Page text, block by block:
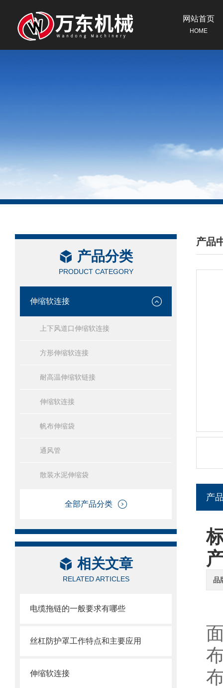
网站首页
HOME
产品分类
PRODUCT CATEGORY
伸缩软连接
上下风道口伸缩软连接
方形伸缩软连接
耐高温伸缩软链接
伸缩软连接
帆布伸缩袋
通风管
散装水泥伸缩袋
全部产品分类
相关文章
RELATED ARTICLES
电缆拖链的一般要求有哪些
丝杠防护罩工作特点和主要应用
伸缩软连接
产品
/
产
品